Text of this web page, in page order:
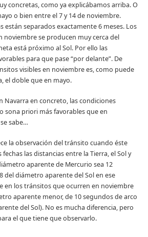
concretas, como ya explicábamos arriba. O
o bien entre el 7 y 14 de noviembre.
están separados exactamente 6 meses. Los
noviembre se producen muy cerca del
está próximo al Sol. Por ello las
para que pase “por delante”. De
visibles en noviembre es, como puede
el doble que en mayo.
Navarra en concreto, las condiciones
sona priori más favorables que en
sabe…
la observación del tránsito cuando éste
las distancias entre la Tierra, el Sol y
aparente de Mercurio sea 12
del diámetro aparente del Sol en ese
en los tránsitos que ocurren en noviembre
aparente menor, de 10 segundos de arco
del Sol). No es mucha diferencia, pero
el que tiene que observarlo.